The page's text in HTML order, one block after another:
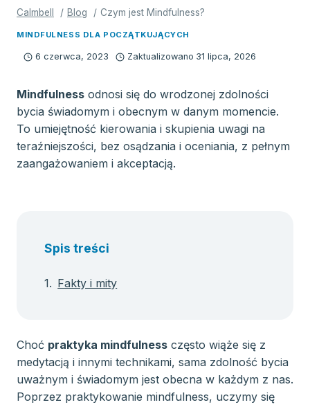
Calmbell Blog Czym jest Mindfulness?
MINDFULNESS DLA POCZĄTKUJĄCYCH
6 czerwca, 2023 Zaktualizowano 31 lipca, 2026
Mindfulness odnosi się do wrodzonej zdolności
bycia świadomym i obecnym w danym momencie.
To umiejętność kierowania i skupienia uwagi na
teraźniejszości, bez osądzania i oceniania, z pełnym
zaangażowaniem i akceptacją.
Spis treści
Fakty i mity
Choć praktyka mindfulness często wiąże się z
medytacją i innymi technikami, sama zdolność bycia
uważnym i świadomym jest obecna w każdym z nas.
Poprzez praktykowanie mindfulness, uczymy się